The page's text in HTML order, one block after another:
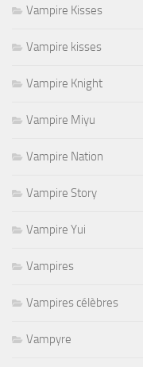
Vampire Kisses
Vampire kisses
Vampire Knight
Vampire Miyu
Vampire Nation
Vampire Story
Vampire Yui
Vampires
Vampires célèbres
Vampyre